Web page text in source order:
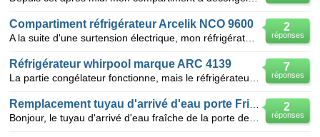
2
réponses
Compartiment réfrigérateur Arcelik NCO 9600
7
réponses
Réfrigérateur whirpool marque ARC 4139
2
réponses